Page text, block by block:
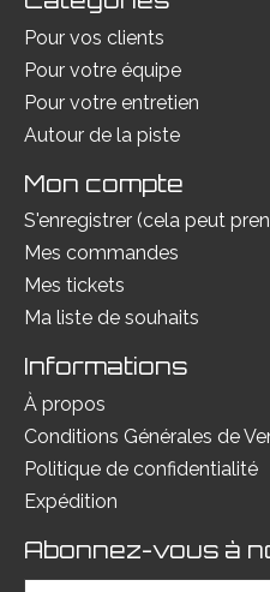
Pour vos clients
Pour votre équipe
Pour votre entretien
Autour de la piste
Mon compte
S'enregistrer (cela peut
Mes commandes
Mes tickets
Ma liste de souhaits
Informations
À propos
Conditions Générales de
Politique de confidentialité
Expédition
Abonnez-vous à